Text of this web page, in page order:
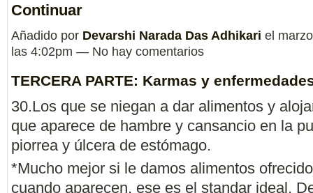
Continuar
Añadido por Devarshi Narada Das Adhikari el
las 4:02pm — No hay comentarios
TERCERA PARTE: Karmas y
30.Los que se niegan a dar alimentos y
que aparece de hambre y cansancio en la
piorrea y úlcera de estómago.
*Mucho mejor si le damos alimentos
cuando aparecen, ese es el standar ideal.